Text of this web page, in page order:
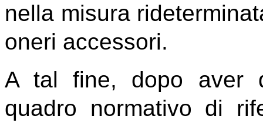
nella misura
oneri accessori.
A tal fine, dopo aver
quadro normativo di